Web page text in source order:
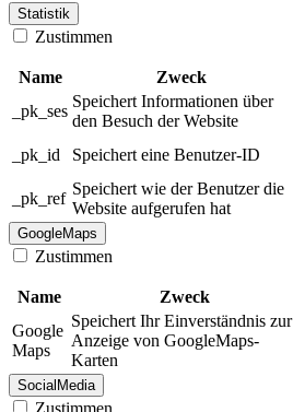
Statistik
Zustimmen
Name Zweck
_pk_ses
Speichert Informationen über
den Besuch der Website
_pk_id Speichert eine Benutzer-ID
_pk_ref
Speichert wie der Benutzer die
Website aufgerufen hat
GoogleMaps
Zustimmen
Name Zweck
Google
Maps
Speichert Ihr Einverständnis zur
Anzeige von GoogleMaps-
Karten
SocialMedia